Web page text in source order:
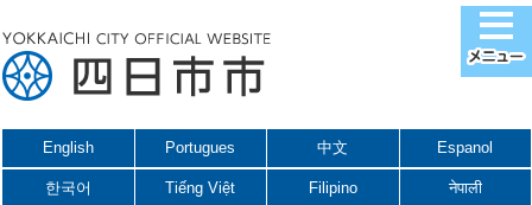
English Portugues 中文 Espanol
한국어 Tiếng Việt Filipino नेपाली